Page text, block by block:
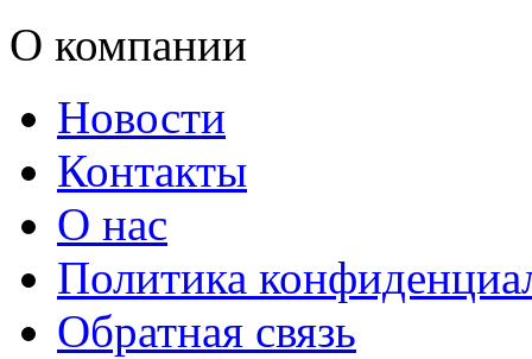
О компании
Новости
Контакты
О нас
Политика
Обратная связь